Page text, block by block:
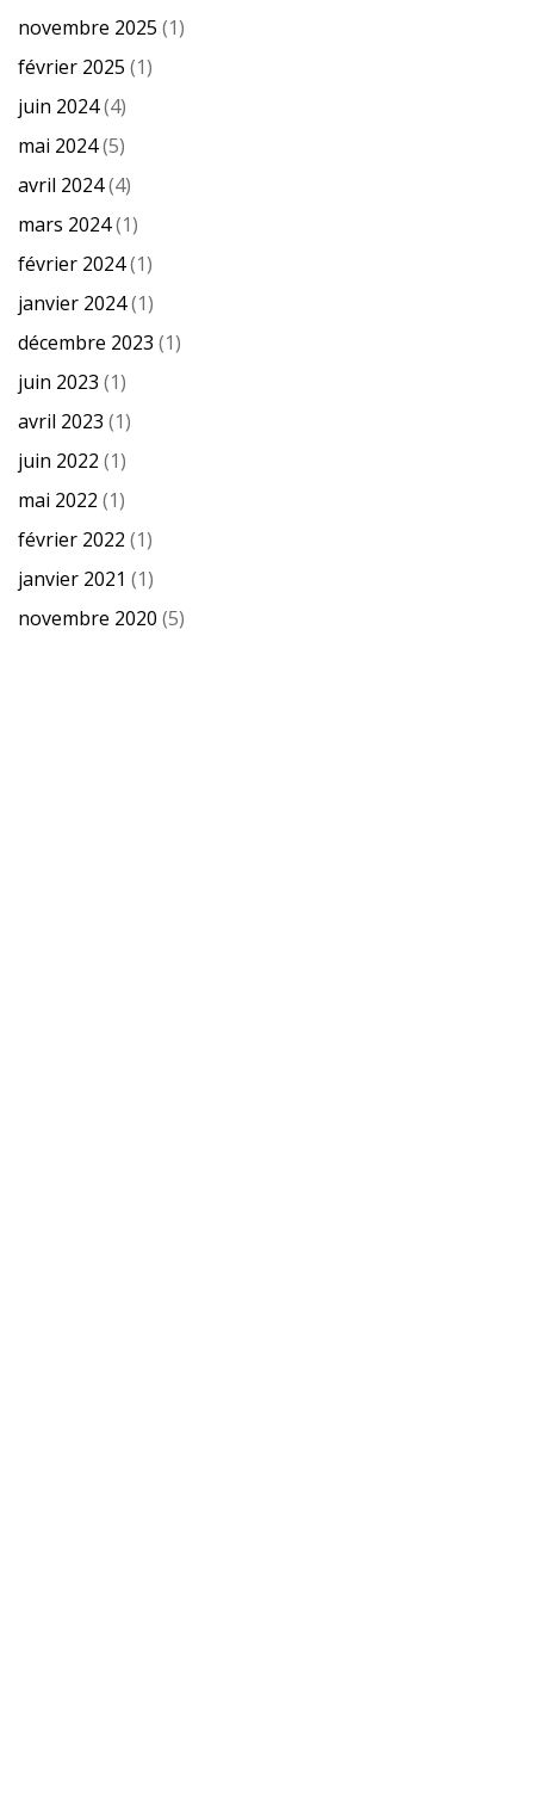
novembre 2025 (1)
février 2025 (1)
juin 2024(4)
mai 2024(5)
avril 2024(4)
mars 2024(1)
février 2024(1)
janvier 2024(1)
décembre 2023 (1)
juin 2023 (1)
avril 2023 (1)
juin 2022 (1)
mai 2022 (1)
février 2022 (1)
janvier 2021 (1)
novembre 2020 (5)